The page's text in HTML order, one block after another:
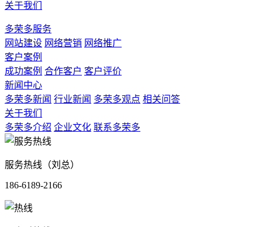
关于我们
多荣多服务
网站建设 网络营销 网络推广
客户案例
成功案例 合作客户 客户评价
新闻中心
多荣多新闻 行业新闻 多荣多观点 相关问答
关于我们
多荣多介绍 企业文化 联系多荣多
服务热线（刘总）
186-6189-2166